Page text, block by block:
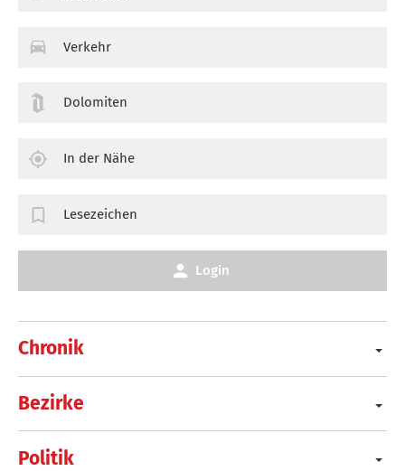
Chronik
Bezirke
Politik
Verkehr
Dolomiten
In der Nähe
Lesezeichen
Login